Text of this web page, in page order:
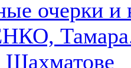
очерки и
Тамара.
Шахматове